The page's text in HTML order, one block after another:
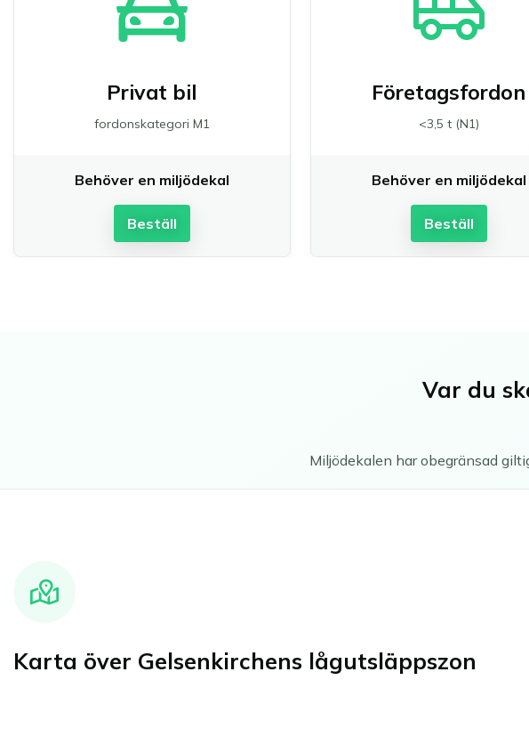
Privat bil
fordonskategori M1
Behöver en miljödekal
Beställ
Företagsfordon
<3,5 t (N1)
Behöver en miljödekal
Beställ
Var du
Miljödekalen har obegränsad
Karta över Gelsenkirchens lågutsläppszon